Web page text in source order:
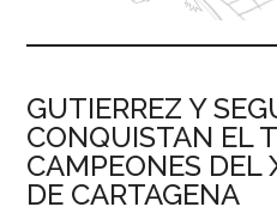
GUTIERREZ Y
CONQUISTAN EL
CAMPEONES DEL
DE CARTAGENA